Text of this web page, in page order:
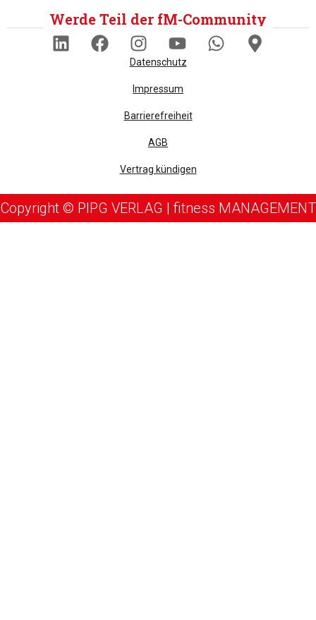
Werde Teil der fM-Community
Datenschutz
Impressum
Barrierefreiheit
AGB
Vertrag kündigen
Copyright © PIPG VERLAG | fitness MANAGEMENT